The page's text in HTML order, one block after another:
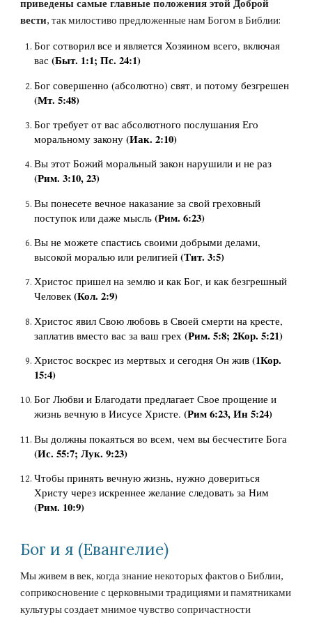
приведены самые главные положения этой Доброй
вести, так милостиво предложенные нам Богом в Библии:
Бог сотворил все и является Хозяином всего, включая
вас (Быт. 1:1; Пс. 24:1)
Бог совершенно (абсолютно) свят, и потому безгре
(Мт. 5:48)
Бог требует от вас абсолютного послушания Его
моральному закону (Иак. 2:10)
Вы этот Божий моральный
(Рим. 3:10, 23)
Вы понесете вечное наказание за свой греховный
поступок или даже мысль (Рим. 6:23)
Вы не можете спастись своими добрыми делами,
высокой моралью или религией (Тит. 3:5)
Христос пришел на землю и как Бог, и как безгрешный
Человек (Кол. 2:9)
Христос явил Свою любовь в Своей смерти на кресте,
заплатив вместо вас за ваш грех (Рим. 5:8; 2Кор. 5:21)
Христос воскрес из мертвых и сегодня Он жив (1Кор.
15:4)
Бог Любви и Благодати предлагает Свое прощение и
жизнь вечную в Иисусе Христе. (Рим 6:23, Ин 5:24)
(Ис. 55:7; Лук. 9:23)
Чтобы принять вечную жизнь, нужно довериться
Христу через
(Рим. 10:9)
Бог и я (Евангелие)
Мы живем в век, когда знание некоторых фактов о Библии,
соприкосновение с церковными традициями и памятниками
культуры создает мнимое чувство сопричастности